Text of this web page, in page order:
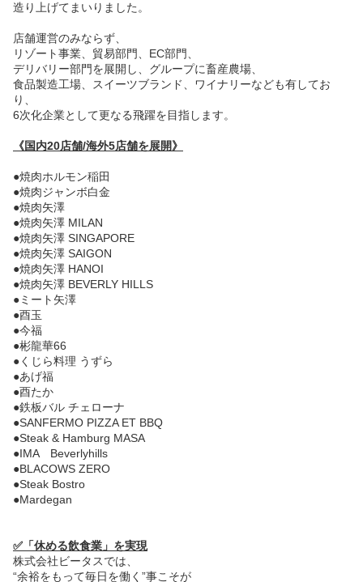
造り上げてまいりました。
店舗運営のみならず、
リゾート事業、貿易部門、EC部門、
デリバリー部門を展開し、グループに畜産農場、
食品製造工場、スイーツブランド、ワイナリーなども有してお
り、
6次化企業として更なる飛躍を目指します。
《国内20店舗/海外5店舗を展開》
●焼肉ホルモン稲田
●焼肉ジャンボ白金
●焼肉矢澤
●焼肉矢澤 MILAN
●焼肉矢澤 SINGAPORE
●焼肉矢澤 SAIGON
●焼肉矢澤 HANOI
●焼肉矢澤 BEVERLY HILLS
●ミート矢澤
●酉玉
●今福
●彬龍華66
●くじら料理 うずら
●あげ福
●酉たか
●鉄板バル チェローナ
●SANFERMO PIZZA ET BBQ
●Steak & Hamburg MASA
●IMA Beverlyhills
●BLACOWS ZERO
●Steak Bostro
●Mardegan
✅「休める飲食業」を実現
株式会社ビータスでは、
“余裕をもって毎日を働く”事こそが